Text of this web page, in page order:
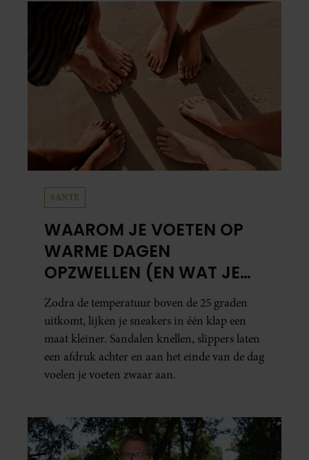
SANTE
WAAROM JE VOETEN OP
WARME DAGEN
OPZWELLEN (EN WAT JE
ERAAN KUNT DOEN)
Zodra de temperatuur boven de 25 graden
uitkomt, lijken je sneakers in één klap een
maat kleiner. Sandalen knellen, slippers laten
een afdruk achter en aan het einde van de dag
voelen je voeten zwaar aan.